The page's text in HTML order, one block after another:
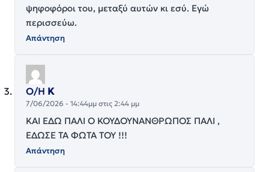
ψηφοφόροι του, μεταξύ αυτών κι εσύ. Εγώ
περισσεύω.
Απάντηση
Ο/Η Κ
7/06/2026 - 14:44μμ στις 2:44 μμ
ΚΑΙ ΕΔΩ ΠΑΛΙ Ο ΚΟΥΔΟΥΝΑΝΘΡΩΠΟΣ ΠΑΛΙ ,
ΕΔΩΣΕ ΤΑ ΦΩΤΑ ΤΟΥ !!!
Απάντηση